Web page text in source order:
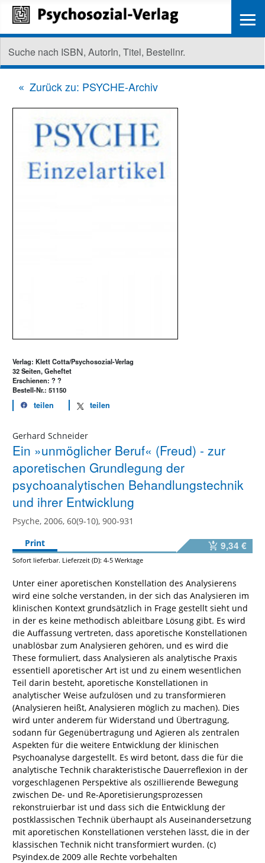
Zurück zu: PSYCHE-Archiv
Verlag: Klett Cotta/Psychosozial-Verlag
32 Seiten, Geheftet
Erschienen: ? ?
Bestell-Nr.: 51150
teilen teilen
Gerhard Schneider
Ein »unmöglicher Beruf« (Freud) - zur
aporetischen Grundlegung der
psychoanalytischen Behandlungstechnik
und ihrer Entwicklung
Psyche, 2006, 60(9-10), 900-931
Print
9,34 €
Sofort lieferbar. Lieferzeit (D): 4-5 Werktage
Unter einer aporetischen Konstellation des Analysierens
wird eine solche verstanden, in der sich das Analysieren im
klinischen Kontext grundsätzlich in Frage gestellt sieht und
in der es keine methodisch ableitbare Lösung gibt. Es wird
die Auffassung vertreten, dass aporetische Konstellationen
unablösbar zum Analysieren gehören, und es wird die
These formuliert, dass Analysieren als analytische Praxis
essentiell aporetischer Art ist und zu einem wesentlichen
Teil darin besteht, aporetische Konstellationen in
analytischer Weise aufzulösen und zu transformieren
(Analysieren heißt, Analysieren möglich zu machen). Dies
wird unter anderem für Widerstand und Übertragung,
sodann für Gegenübertragung und Agieren als zentralen
Aspekten für die weitere Entwicklung der klinischen
Psychoanalyse dargestellt. Es wird betont, dass die für die
analytische Technik charakteristische Dauerreflexion in der
vorgeschlagenen Perspektive als oszillierende Bewegung
zwischen De- und Re-Aporetisierungsprozessen
rekonstruierbar ist und dass sich die Entwicklung der
postklassischen Technik überhaupt als Auseinandersetzung
mit aporetischen Konstellationen verstehen lässt, die in der
klassischen Technik nicht transformiert wurden. (c)
Psyindex.de 2009 alle Rechte vorbehalten
≡